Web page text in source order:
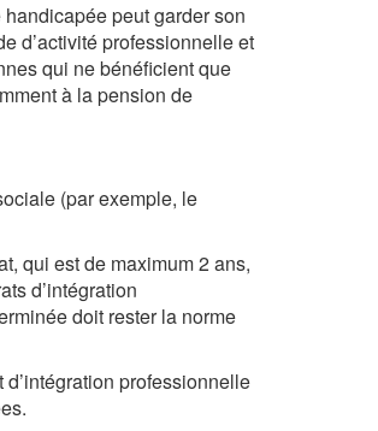
peut garder son
d’activité professionnelle et
qui ne bénéficient que
à la pension de
(par exemple, le
qui est de maximum 2 ans,
d’intégration
doit rester la norme
professionnelle